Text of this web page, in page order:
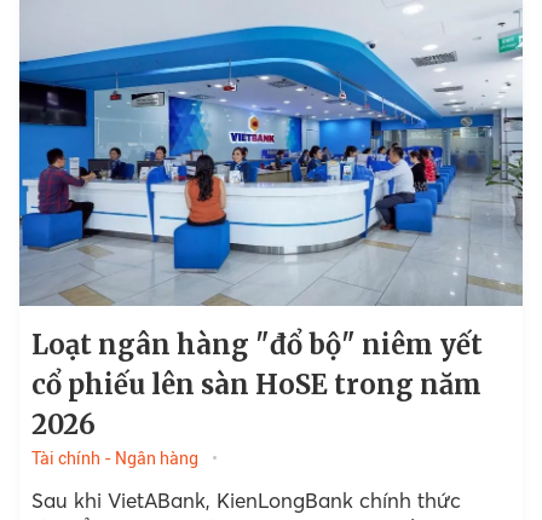
Loạt ngân hàng "đổ bộ" niêm yết
cổ phiếu lên sàn HoSE trong năm
2026
Tài chính - Ngân hàng
Sau khi VietABank, KienLongBank chính thức